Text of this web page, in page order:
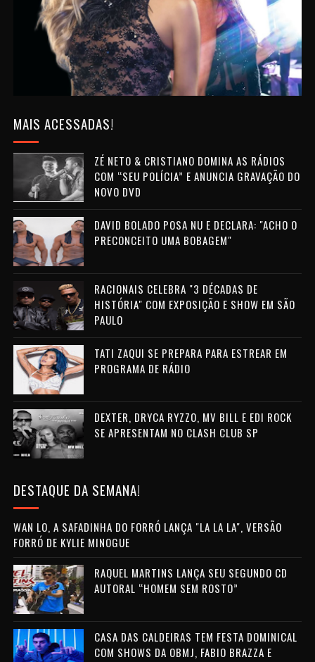
MAIS ACESSADAS!
ZÉ NETO & CRISTIANO DOMINA AS RÁDIOS
COM “SEU POLÍCIA” E ANUNCIA GRAVAÇÃO DO
NOVO DVD
DAVID BOLADO POSA NU E DECLARA: "ACHO O
PRECONCEITO UMA BOBAGEM"
RACIONAIS CELEBRA "3 DÉCADAS DE
HISTÓRIA" COM EXPOSIÇÃO E SHOW EM SÃO
PAULO
TATI ZAQUI SE PREPARA PARA ESTREAR EM
PROGRAMA DE RÁDIO
DEXTER, DRYCA RYZZO, MV BILL E EDI ROCK
SE APRESENTAM NO CLASH CLUB SP
DESTAQUE DA SEMANA!
WAN LO, A SAFADINHA DO FORRÓ LANÇA "LA LA LA", VERSÃO
FORRÓ DE KYLIE MINOGUE
RAQUEL MARTINS LANÇA SEU SEGUNDO CD
AUTORAL “HOMEM SEM ROSTO”
CASA DAS CALDEIRAS TEM FESTA DOMINICAL
COM SHOWS DA OBMJ, FABIO BRAZZA E